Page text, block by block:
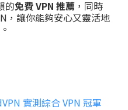
的免費 VPN 推薦 ，同時
，讓你能夠安心又靈活地
實測綜合 VPN 冠軍